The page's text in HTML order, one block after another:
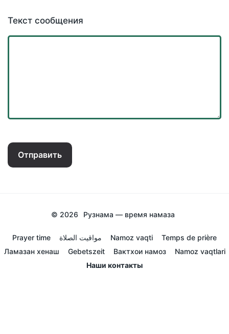
Текст сообщения
Отправить
© 2026 Рузнама — время намаза
Prayer time مواقيت الصلاة Namoz vaqti
Temps de prière
Ламазан хенаш
Gebetszeit Вактхои намоз
Namoz vaqtlari
Наши контакты